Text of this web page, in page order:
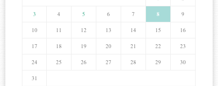
3 4 5 6 7 8 9
10 11 12 13 14 15 16
17 18 19 20 21 22 23
24 25 26 27 28 29 30
31